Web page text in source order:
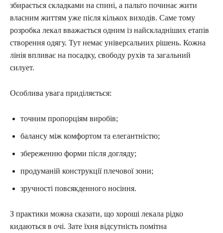
збирається складками на спині, а пальто починає жити
власним життям уже після кількох виходів. Саме тому
розробка лекал вважається одним із найскладніших етапів
створення одягу. Тут немає універсальних рішень. Кожна
лінія впливає на посадку, свободу рухів та загальний
силует.
Особлива увага приділяється:
точним пропорціям виробів;
балансу між комфортом та елегантністю;
збереженню форми після догляду;
продуманій конструкції плечової зони;
зручності повсякденного носіння.
З практики можна сказати, що хороші лекала рідко
кидаються в очі. Зате їхня відсутність помітна